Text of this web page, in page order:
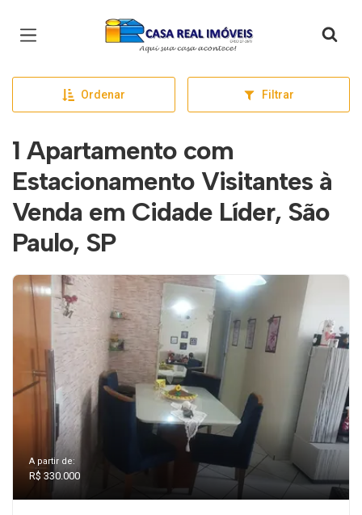
Página inicial
Ordenar Filtrar
1 Apartamento com
Estacionamento Visitantes à
Venda em Cidade Líder, São
Paulo, SP
A partir de:
R$ 330.000